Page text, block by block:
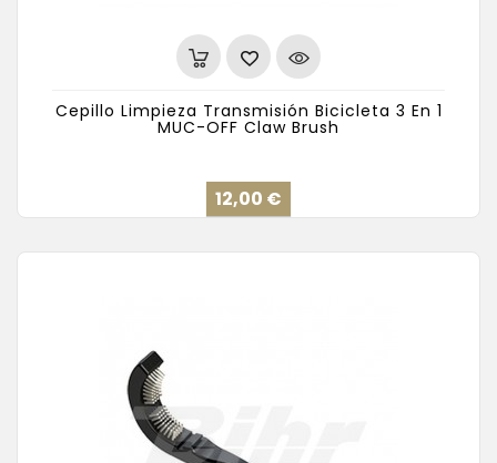
Cepillo Limpieza Transmisión Bicicleta 3 En 1
MUC-OFF Claw Brush
12,00 €